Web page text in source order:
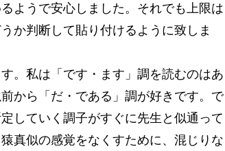
ようで安心しました。それでも上限は
か判断して貼り付けるように致しま
。私は「です・ます」調を読むのはあ
から「だ・である」調が好きです。で
していく調子がすぐに先生と似通って
真似の感覚をなくすために、混じりな